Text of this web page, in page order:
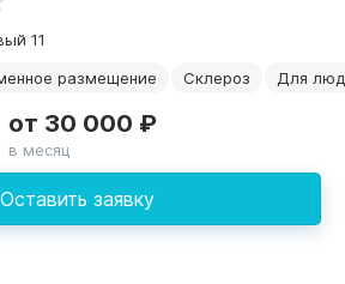
11
размещение Склероз Для
Оставить заявку
от 30 000 ₽
в месяц